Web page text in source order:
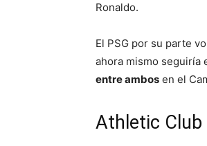
Ronaldo.
El PSG por su parte
ahora mismo seguiría
entre ambos en el
Athletic Club